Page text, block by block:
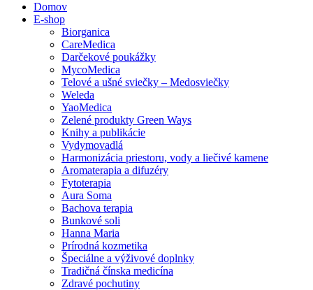
Domov
E-shop
Biorganica
CareMedica
Darčekové poukážky
MycoMedica
Telové a ušné sviečky – Medosviečky
Weleda
YaoMedica
Zelené produkty Green Ways
Knihy a publikácie
Vydymovadlá
Harmonizácia priestoru, vody a liečivé kamene
Aromaterapia a difuzéry
Fytoterapia
Aura Soma
Bachova terapia
Bunkové soli
Hanna Maria
Prírodná kozmetika
Špeciálne a výživové doplnky
Tradičná čínska medicína
Zdravé pochutiny